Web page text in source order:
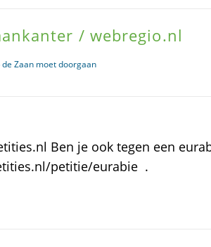
/ webregio.nl
de Zaan moet doorgaan
Ben je ook tegen een
petitie/eurabie .